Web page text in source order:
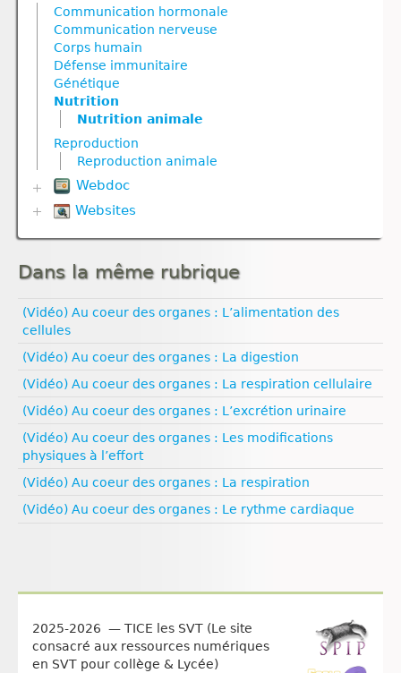
Géodynamique interne
Nutrition
Nutrition animale
Nutrition végétale
Reproduction
Reproduction animale
Reproduction végétale
Ressources naturelles et pollution
Génétique
Géodynamique externe
Géodynamique interne
Molécule
Nutrition
Nutrition animale
Nutrition végétale
Reproduction
Reproduction animale
Reproduction végétale
Univers et planètes
Gestes techniques
Nutrition
Reproduction
Ressources naturelles et activités humaines
Défense immunitaire
Divers
Evolution
Géodynamique externe
Géodynamique interne
Nutrition
Nutrition animale
Ressources naturelles et pollution
Communication hormonale
Communication nerveuse
Corps humain
Défense immunitaire
Génétique
Nutrition
Nutrition animale
Reproduction
Reproduction animale
Webdoc
Biodiversité
Défense immunitaire
Evolution
Génétique
Géodynamique interne
Ressources naturelles et pollution
Websites
Esprit critique
Géologie
Médias
Santé
Sexualité
Vulgarisation scientifique
Égalité filles‑garçons
Dans la même rubrique
(Vidéo) Au coeur des organes : L’alimentation des
cellules
(Vidéo) Au coeur des organes : La digestion
(Vidéo) Au coeur des organes : La respiration cellulaire
(Vidéo) Au coeur des organes : L’excrétion urinaire
(Vidéo) Au coeur des organes : Les modifications
physiques à l’effort
(Vidéo) Au coeur des organes : La respiration
(Vidéo) Au coeur des organes : Le rythme cardiaque
2025-2026 — TICE les SVT (Le site
consacré aux ressources numériques
en SVT pour collège & Lycée)